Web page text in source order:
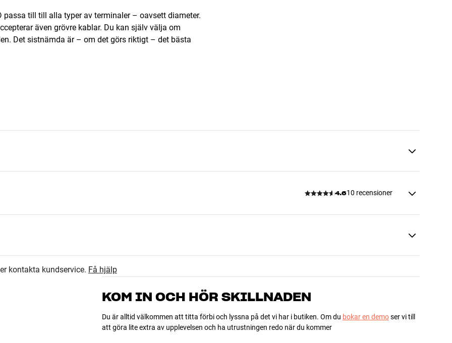
till till alla typer av terminaler – oavsett diameter.
även grövre kablar. Du kan själv välja om
Det sistnämda är – om det görs riktigt – det bästa
4.610 recensioner
4.6
kontakta kundservice. Få hjälp
KOM IN OCH HÖR SKILLNADEN
Du är alltid välkommen att titta förbi och lyssna på det vi har i butiken. Om du bokar en demoser vi till
att göra lite extra av upplevelsen och ha utrustningen redo när du kommer